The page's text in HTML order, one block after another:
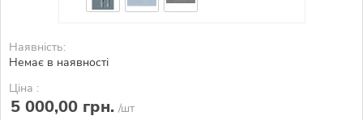
Наявність:
Немає в наявності
Ціна :
5 000,00 грн. /шт